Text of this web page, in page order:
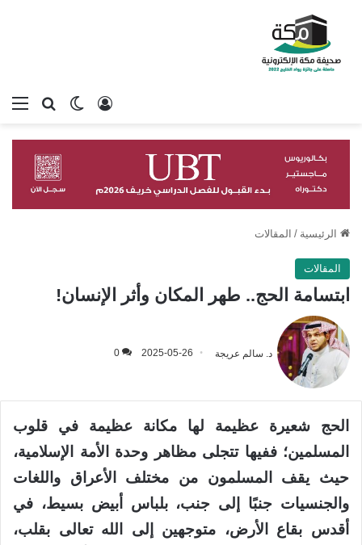
بحثالوضع
تسجيل الدخول
الرئيسية / المقالات
المقالات
ابتسامة الحج.. طهر المكان وأثر الإنسان!
د. سالم عريجة 2025-05-26
0
الحج شعيرة عظيمة لها مكانة عظيمة في قلوب
المسلمين؛ ففيها تتجلى مظاهر وحدة الأمة الإسلامية،
حيث يقف المسلمون من مختلف الأعراق واللغات
والجنسيات جنبًا إلى جنب، بلباس أبيض بسيط، في
أقدس بقاع الأرض، متوجهين إلى الله تعالى بقلب،